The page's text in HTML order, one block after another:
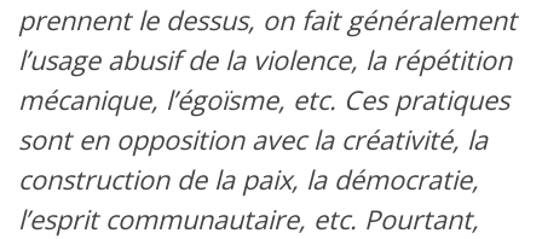
prennent le dessus, on fait généralement
l’usage abusif de la violence, la répétition
mécanique, l’égoïsme, etc. Ces pratiques
sont en opposition avec la créativité, la
construction de la paix, la démocratie,
l’esprit communautaire, etc. Pourtant,